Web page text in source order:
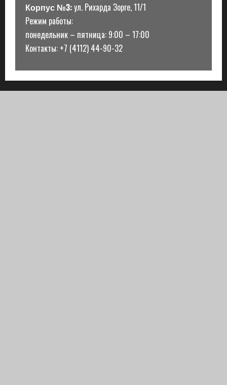
Корпус №3:ул. Рихарда Зорге, 11/1
Режим работы:
понедельник – пятница: 9:00 – 17:00
Контакты: +7 (4112) 44-90-32